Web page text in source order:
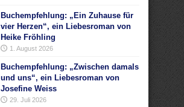
Buchempfehlung: „Ein Zuhause für
vier Herzen“, ein Liebesroman von
Heike Fröhling
1. August 2026
Buchempfehlung: „Zwischen damals
und uns“, ein Liebesroman von
Josefine Weiss
29. Juli 2026